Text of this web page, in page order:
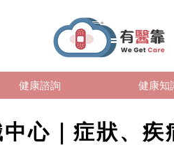
健康諮詢 健康知
心｜症狀、